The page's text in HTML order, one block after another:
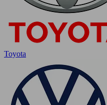
Toyota